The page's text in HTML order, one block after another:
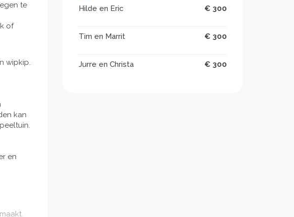
te
of
wipkip.
kan
en
Hilde en Eric € 300
Tim en Marrit € 300
Jurre en Christa € 300